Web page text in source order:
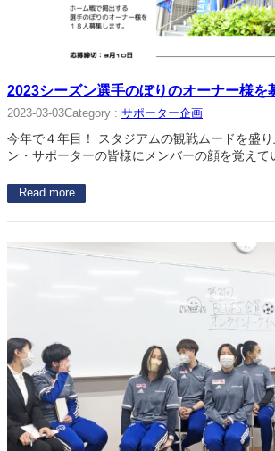
2023シーズン選手のぼりのオーナー様を
2023-03-03Category : サポーター企画
今年で４年目！ スタジアムの観戦ムードを盛
ン・サポーターの皆様にメンバーの顔を覚え
Read more